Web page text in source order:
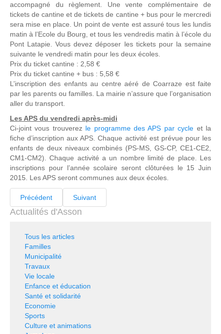
accompagné du règlement. Une vente complémentaire de
tickets de cantine et de tickets de cantine + bus pour le mercredi
sera mise en place. Un point de vente est assuré tous les lundis
matin à l’Ecole du Bourg, et tous les vendredis matin à l’école du
Pont Latapie. Vous devez déposer les tickets pour la semaine
suivante le vendredi matin pour les deux écoles.
Prix du ticket cantine : 2,58 €
Prix du ticket cantine + bus : 5,58 €
L’inscription des enfants au centre aéré de Coarraze est faite
par les parents ou familles. La mairie n’assure que l’organisation
aller du transport.
Les APS du vendredi après-midi
Ci-joint vous trouverez le programme des APS par cycle et la
fiche d’inscription aux APS. Chaque activité est prévue pour les
enfants de deux niveaux combinés (PS-MS, GS-CP, CE1-CE2,
CM1-CM2). Chaque activité a un nombre limité de place. Les
inscriptions pour l’année scolaire seront clôturées le 15 Juin
2015. Les APS seront communes aux deux écoles.
Précédent Suivant
Actualités d'Asson
Tous les articles
Familles
Municipalité
Travaux
Vie locale
Enfance et éducation
Santé et solidarité
Economie
Sports
Culture et animations